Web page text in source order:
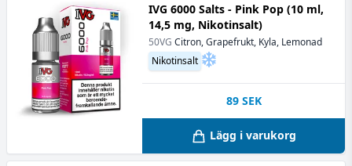
IVG 6000 Salts - Pink Pop (10 ml,
14,5 mg, Nikotinsalt)
50VG Citron, Grapefrukt, Kyla, Lemonad
Nikotinsalt
89 SEK
Lägg i varukorg